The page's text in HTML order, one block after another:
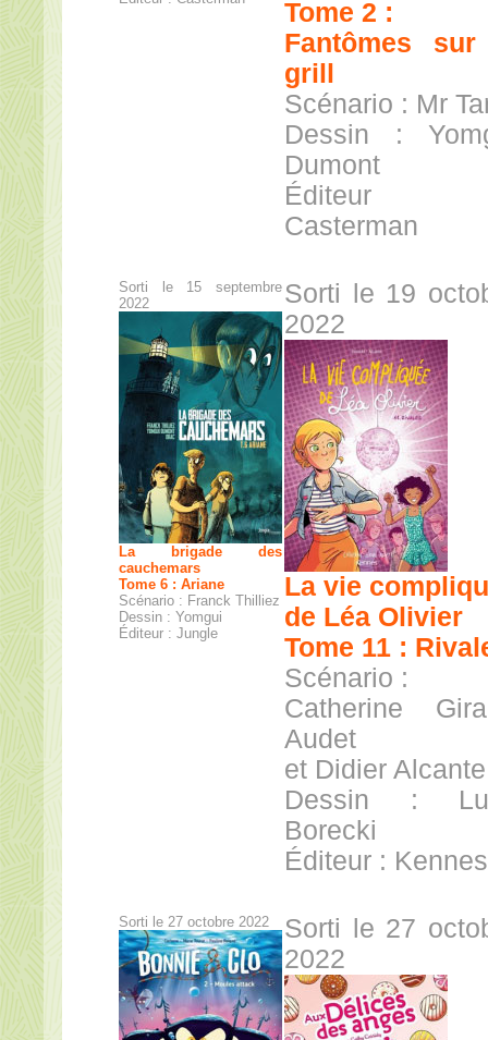
Tome 2 :
Fantômes
grill
Scénario : Mr
Dessin :
Dumont
Casterman
Sorti le 15 septembre
2022
La brigade des
cauchemars
Tome 6 : Ariane
Scénario : Franck Thilliez
Dessin : Yomgui
Éditeur : Jungle
Sorti le 19
2022
La vie
de Léa Olivier
Tome 11 :
Scénario :
Catherine
Audet
et Didier Alcante
Dessin :
Borecki
Éditeur : Kennes
Sorti le 27 octobre 2022
Sorti le 27
2022